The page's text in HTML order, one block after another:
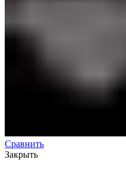
Сравнить
Закрыть